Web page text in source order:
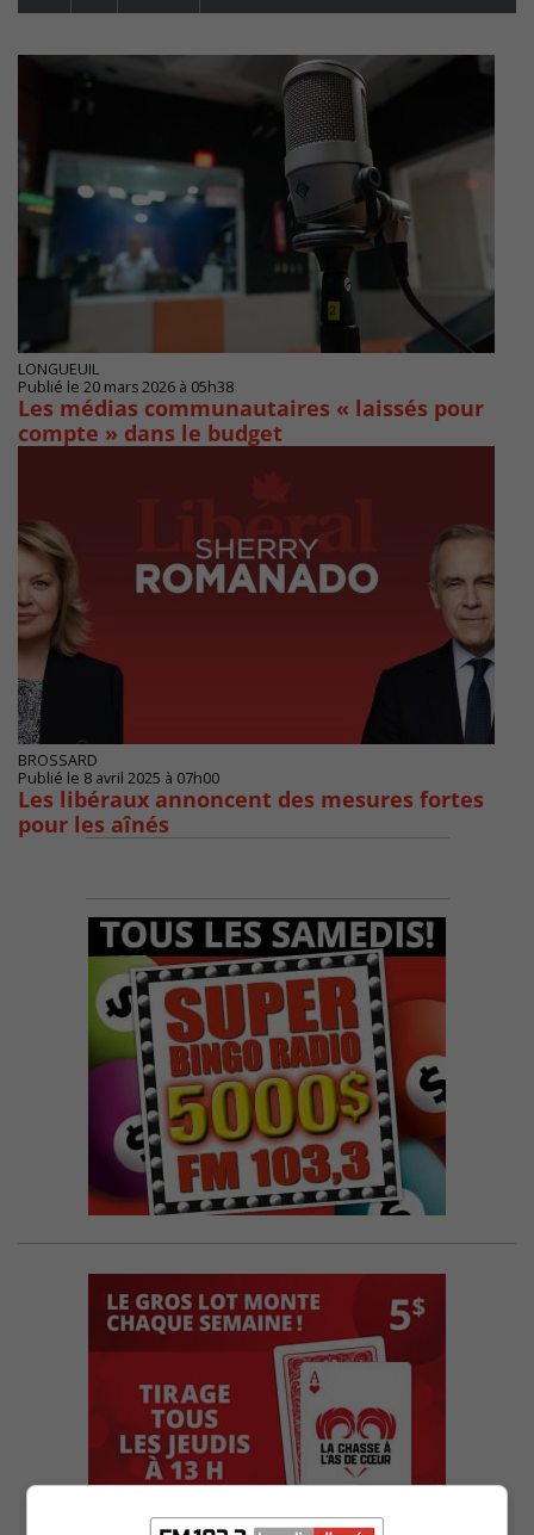
LONGUEUIL
Publié le 20 mars 2026 à 05h38
Les médias communautaires « laissés pour
compte » dans le budget
BROSSARD
Publié le 8 avril 2025 à 07h00
Les libéraux annoncent des mesures fortes
pour les aînés